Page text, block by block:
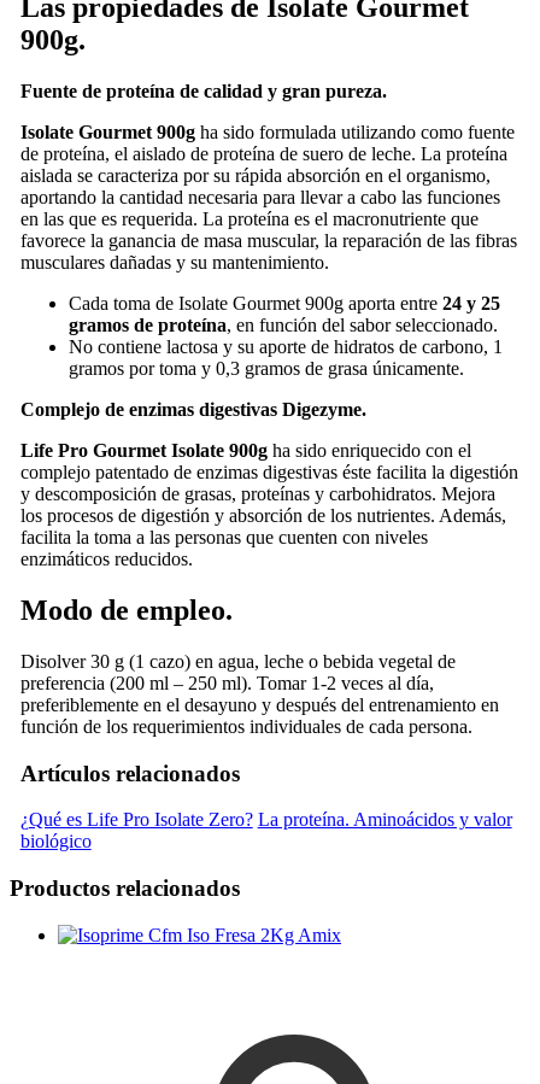
Las propiedades de Isolate Gourmet
900g.
Fuente de proteína de calidad y gran pureza.
Isolate Gourmet 900gha sido formulada utilizando como fuente
de proteína, el aislado de proteína de suero de leche. La proteína
aislada se caracteriza por su rápida absorción en el organismo,
aportando la cantidad necesaria para llevar a cabo las funciones
en las que es requerida. La proteína es el macronutriente que
favorece la ganancia de masa muscular, la reparación de las fibras
musculares dañadas y su mantenimiento.
Cada toma de Isolate Gourmet 900g aporta entre 24 y 25
gramos de proteína, en función del sabor seleccionado.
No contiene lactosa y su aporte de hidratos de carbono, 1
gramos por toma y 0,3 gramos de grasa únicamente.
Complejo de enzimas digestivas Digezyme.
Life Pro Gourmet Isolate 900gha sido enriquecido con el
complejo patentado de enzimas digestivas éste facilita la digestión
y descomposición de grasas, proteínas y carbohidratos. Mejora
los procesos de digestión y absorción de los nutrientes. Además,
facilita la toma a las personas que cuenten con niveles
enzimáticos reducidos.
Modo de empleo.
Disolver 30 g (1 cazo) en agua, leche o bebida vegetal de
preferencia (200 ml – 250 ml). Tomar 1-2 veces al día,
preferiblemente en el desayuno y después del entrenamiento en
función de los requerimientos individuales de cada persona.
Artículos relacionados
¿Qué es Life Pro Isolate Zero? La proteína. Aminoácidos y valor
biológico
Productos relacionados